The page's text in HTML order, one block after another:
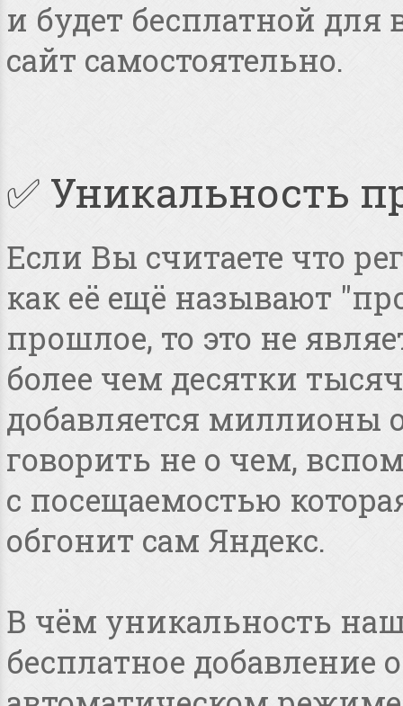
и будет бесплатной
сайт самостоятельно.
✅ Уникальность
Если Вы считаете что
как её ещё называют
прошлое, то это не
более чем десятки
добавляется миллионы
говорить не о чем,
с посещаемостью
обгонит сам Яндекс.
В чём уникальность
бесплатное добавление